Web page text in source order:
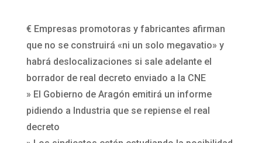
€ Empresas promotoras y fabricantes afirman
que no se construirá «ni un solo megavatio» y
habrá deslocalizaciones si sale adelante el
borrador de real decreto enviado a la CNE
» El Gobierno de Aragón emitirá un informe
pidiendo a Industria que se repiense el real
decreto